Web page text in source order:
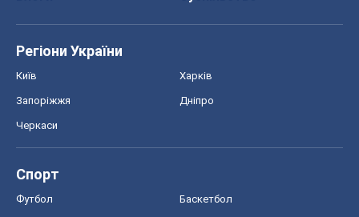
Регіони України
Київ Харків
Запоріжжя Дніпро
Черкаси
Спорт
Футбол Баскетбол